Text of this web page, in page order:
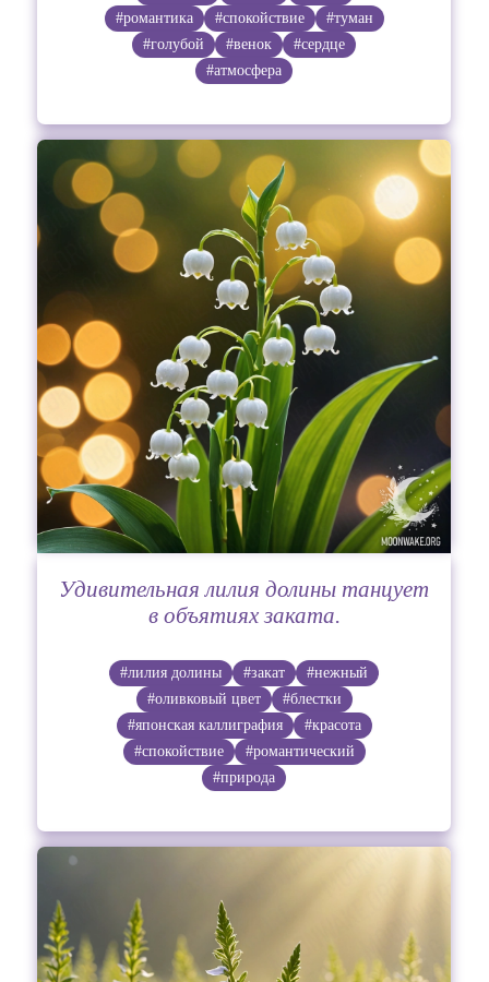
#романтика #спокойствие
#туман
#голубой
#венок
#сердце
#атмосфера
Удивительная лилия долины танцует
в объятиях заката.
#лилия долины #закат
#нежный
#оливковый цвет
#блестки
#японская каллиграфия
#красота
#спокойствие
#романтический
#природа